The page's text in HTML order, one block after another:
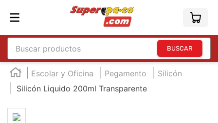
Buscar productos
Escolar y Oficina Pegamento
Silicón
Silicón Liquido 200ml Transparente
TÉRMINOS MÁS BUSCADOS
1.
england
2.
marcador e300
3